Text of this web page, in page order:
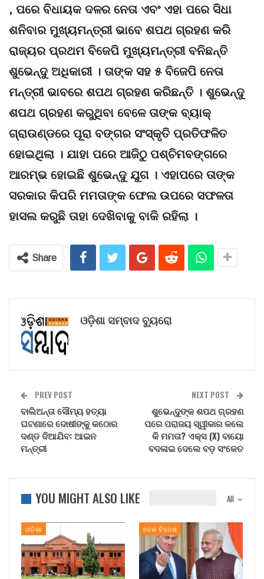
, ପରେ ବିଧାୟକ ଦଳର ନେତା ଏବଂ ଏହା ପରେ ସିଧା
ଶନିବାର ମୁଖ୍ୟମନ୍ତ୍ରୀ ଭାବେ ଶପଥ ଗ୍ରହଣ କରି
ରାଜ୍ୟର ପ୍ରଥମ ବିଜେପି ମୁଖ୍ୟମନ୍ତ୍ରୀ ବନିଛନ୍ତି
ଶୁଭେନ୍ଦୁ ଅଧିକାରୀ । ତାଙ୍କ ସହ ୫ ବିଜେପି ନେତା
ମନ୍ତ୍ରୀ ଭାବରେ ଶପଥ ଗ୍ରହଣ କରିଛନ୍ତି । ଶୁଭେନ୍ଦୁ
ଶପଥ ଗ୍ରହଣ କରୁଥିବା ବେଳେ ତାଙ୍କ ବ୍ୟାକ୍
ଗ୍ରାଉଣ୍ଡରେ ପୂରା ବଙ୍ଗର ସଂସ୍କୃତି ପ୍ରତିଫଳିତ
ହୋଇଥିଲା । ଯାହା ପରେ ଆଜିଠୁ ପଶ୍ଚିମବଙ୍ଗରେ
ଆରମ୍ଭ ହୋଇଛି ଶୁଭେନ୍ଦୁ ଯୁଗ । ଏହାପରେ ତାଙ୍କ
ସରକାର କିପରି ମମତାଙ୍କ ଫେଲ ଉପରେ ସଫଳତା
ହାସଲ କରୁଛି ତାହା ଦେଖିବାକୁ ବାକି ରହିଲା ।
Share
ଓଡ଼ିଶା ସମ୍ବାଦ ବ୍ୟୁରୋ
PREV POST
ବାଲିଅନ୍ତା ସୌମ୍ୟ ହତ୍ୟା
ଘଟଣାରେ ଦୋଷୀଙ୍କୁ କଠୋର
ଦଣ୍ଡ ଦିଆଯିବ: ଆଇନ
ମନ୍ତ୍ରୀ
NEXT POST
ଶୁଭେନ୍ଦୁଙ୍କ ଶପଥ ଗ୍ରହଣ
ପରେ ପରାଜୟ ସ୍ୱୀକାର କଲେ
କି ମମତା? ଏକ୍ସ (X) ବାୟୋ
ବଦଳାଇ ଦେଲେ ବଡ଼ ସଂକେତ
All
YOU MIGHT ALSO LIKE
ଓଡିଶା ଦେଶ ବିଦେଶ